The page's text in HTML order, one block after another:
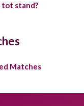
tot stand?
Matches